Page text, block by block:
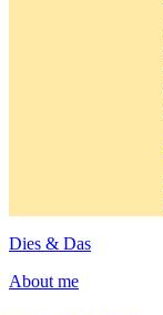
Dies & Das
About me